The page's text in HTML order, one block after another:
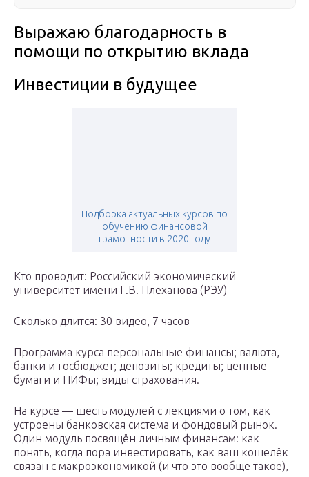
Выражаю благодарность в
помощи по открытию вклада
Инвестиции в будущее
Подборка актуальных курсов по
обучению финансовой
грамотности в 2020 году
Кто проводит: Российский экономический
университет имени Г.В. Плеханова (РЭУ)
Сколько длится: 30 видео, 7 часов
Программа курса персональные финансы; валюта,
банки и госбюджет; депозиты; кредиты; ценные
бумаги и ПИФы; виды страхования.
На курсе — шесть модулей с лекциями о том, как
устроены банковская система и фондовый рынок.
Один модуль посвящён личным финансам: как
понять, когда пора инвестировать, как ваш кошелёк
связан с макроэкономикой (и что это вообще такое),